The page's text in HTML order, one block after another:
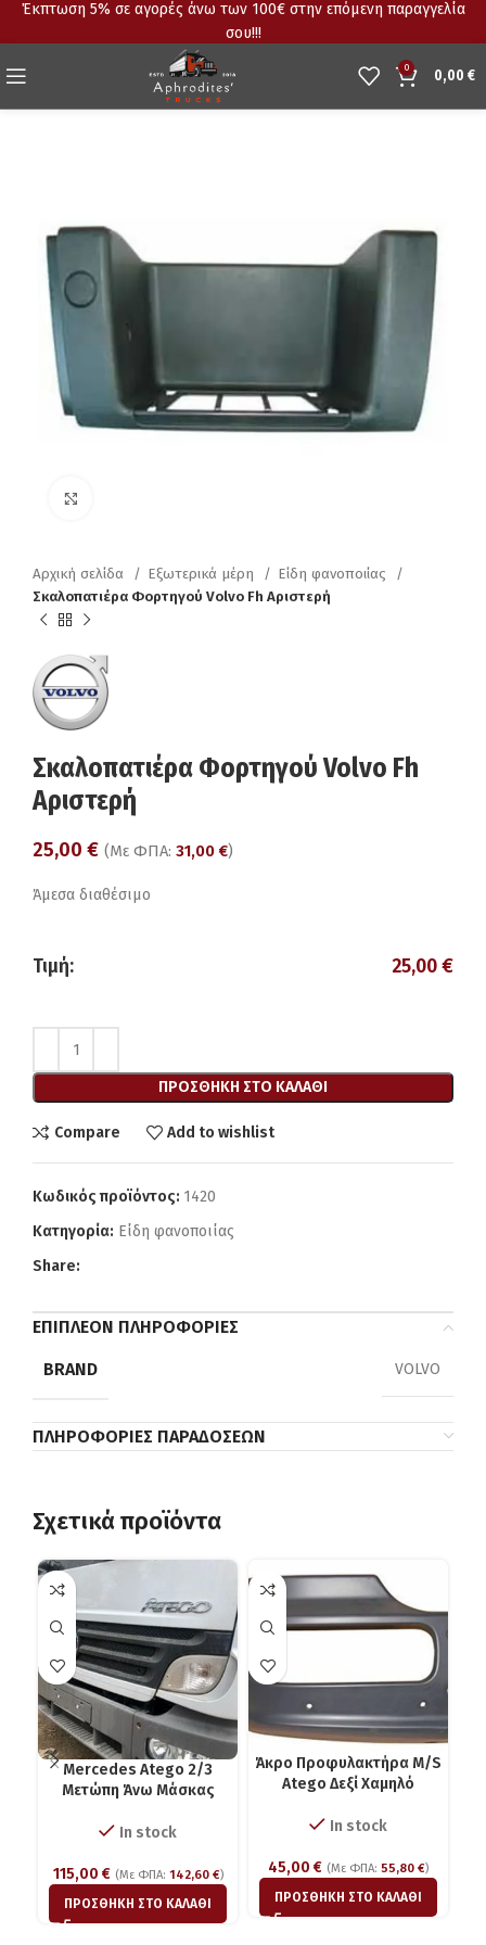
Έκπτωση 5% σε αγορές άνω των 100€ στην επόμενη παραγγελία
σου!!!
0 0,00 €
Αρχική σελίδα Εξωτερικά μέρη
Είδη φανοποιίας
Σκαλοπατιέρα Φορτηγού Volvo Fh Aριστερή
Σκαλοπατιέρα Φορτηγού Volvo Fh
Aριστερή
25,00 € (Με ΦΠΑ: 31,00 €)
Άμεσα διαθέσιμο
Τιμή: 25,00€
ΠΡΟΣΘΉΚΗ ΣΤΟ ΚΑΛΆΘΙ
Compare Add to wishlist
Κωδικός προϊόντος: 1420
Κατηγορία: Είδη φανοποιίας
Share:
ΕΠΙΠΛΈΟΝ ΠΛΗΡΟΦΟΡΊΕΣ
BRAND VOLVO
ΠΛΗΡΟΦΟΡΊΕΣ ΠΑΡΑΔΌΣΕΩΝ
Σχετικά προϊόντα
Mercedes Atego 2/3
Μετώπη Άνω Μάσκας
In stock
115,00 € (Με ΦΠΑ: 142,60 €)
ΠΡΟΣΘΉΚΗ ΣΤΟ ΚΑΛΆΘΙ
Άκρο Προφυλακτήρα M/S
Atego Δεξί Χαμηλό
In stock
45,00 € (Με ΦΠΑ: 55,80 €)
ΠΡΟΣΘΉΚΗ ΣΤΟ ΚΑΛΆΘΙ